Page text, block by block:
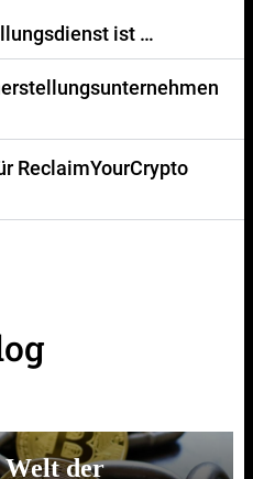
ist …
ReclaimYourCrypto
der